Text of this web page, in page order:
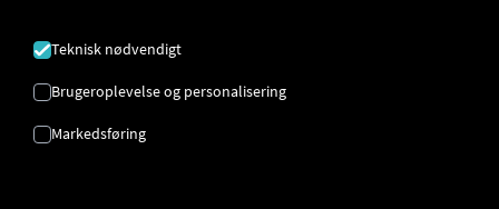
ServicefraContinental Automotive
med data fra vores tjenester
Teknisk nødvendigt
Brugeroplevelse og personalisering
Markedsføring